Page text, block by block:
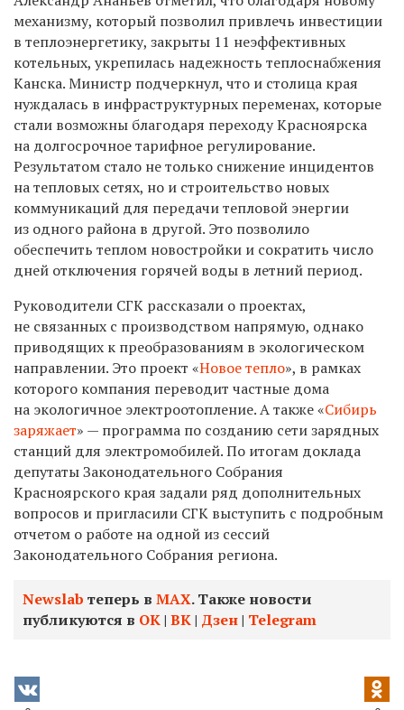
механизму, который позволил привлечь инвестиции
в теплоэнергетику, закрыты 11 неэффективных
котельных, укрепилась надежность теплоснабжения
Канска. Министр подчеркнул, что и столица края
нуждалась в инфраструктурных переменах, которые
стали возможны благодаря переходу Красноярска
на долгосрочное тарифное регулирование.
Результатом стало не только снижение инцидентов
на тепловых сетях, но и строительство новых
коммуникаций для передачи тепловой энергии
из одного района в другой. Это позволило
обеспечить теплом новостройки и сократить число
дней отключения горячей воды в летний период.
Руководители СГК рассказали о проектах,
не связанных с производством напрямую, однако
приводящих к преобразованиям в экологическом
направлении. Это проект «Новое тепло», в рамках
которого компания переводит частные дома
на экологичное электроотопление. А также «Сибирь
заряжает» — программа по созданию сети зарядных
станций для электромобилей. По итогам доклада
депутаты Законодательного Собрания
Красноярского края задали ряд дополнительных
вопросов и пригласили СГК выступить с подробным
отчетом о работе на одной из сессий
Законодательного Собрания региона.
Newslab теперь в МАХ. Также новости
публикуются в ОК| ВК| Дзен| Telegram